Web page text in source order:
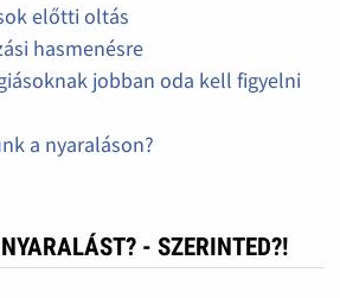
előtti oltás
hasmenésre
jobban oda kell figyelni
a nyaraláson?
- SZERINTED?!